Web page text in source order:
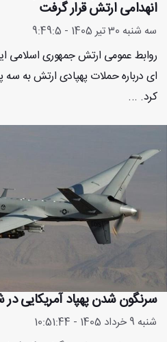
انهدامی ارتش قرار گرفت
سه شنبه 30 تیر 1405 - 9:49:5
روابط عمومی ارتش جمهوری اسلامی
ای درباره حملات پهپادی ارتش به سه
کرد. ...
سرنگون شدن پهپاد آمریکایی
شنبه 9 خرداد 1405 - 10:51:44